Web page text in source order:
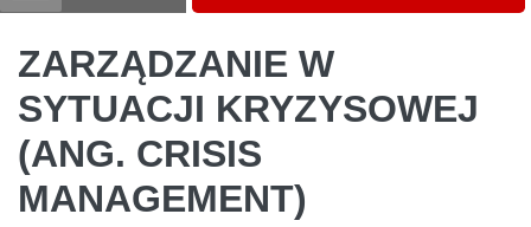
ZARZĄDZANIE W
SYTUACJI KRYZYSOWEJ
(ANG. CRISIS
MANAGEMENT)